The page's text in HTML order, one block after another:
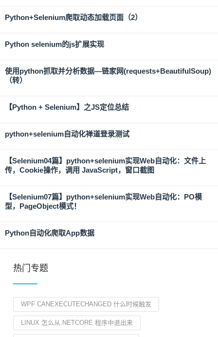
Python+Selenium爬取动态加载页面（2）
Python selenium的js扩展实现
使用python抓取并分析数据—链家网(requests+BeautifulSoup)
（转）
【Python + Selenium】之JS定位总结
python+selenium自动化禅道登录测试
【Selenium04篇】python+selenium实现Web自动化：文件上
传，Cookie操作，调用 JavaScript，窗口截图
【Selenium07篇】python+selenium实现Web自动化：PO模
型，PageObject模式！
Python自动化爬取App数据
热门专题
WPF CANEXECUTECHANGED 什么时候触发
LINUX 怎么从.NETCORE 程序中退出来